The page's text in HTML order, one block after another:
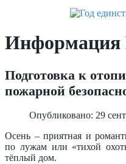
Подготовка к
пожарной
Опубликовано: 29
Осень – приятная и
по лужам или «тихой
тёплый дом.